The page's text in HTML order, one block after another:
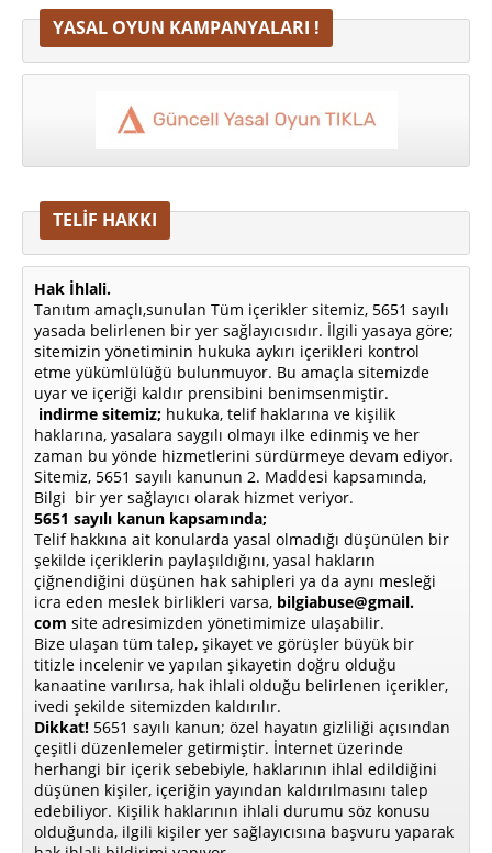
YASAL OYUN KAMPANYALARI !
TELİF HAKKI
Hak İhlali.
Tanıtım amaçlı,sunulan Tüm içerikler sitemiz, 5651 sayılı
yasada belirlenen bir yer sağlayıcısıdır. İlgili yasaya göre;
sitemizin yönetiminin hukuka aykırı içerikleri kontrol
etme yükümlülüğü bulunmuyor. Bu amaçla sitemizde
uyar ve içeriği kaldır prensibini benimsenmiştir.
indirme sitemiz; hukuka, telif haklarına ve kişilik
haklarına, yasalara saygılı olmayı ilke edinmiş ve her
zaman bu yönde hizmetlerini sürdürmeye devam ediyor.
Sitemiz, 5651 sayılı kanunun 2. Maddesi kapsamında,
Bilgi bir yer sağlayıcı olarak hizmet veriyor.
5651 sayılı kanun kapsamında;
Telif hakkına ait konularda yasal olmadığı düşünülen bir
şekilde içeriklerin paylaşıldığını, yasal hakların
çiğnendiğini düşünen hak sahipleri ya da aynı mesleği
icra eden meslek birlikleri varsa, bilgiabuse@gmail.
com site adresimizden yönetimimize ulaşabilir.
Bize ulaşan tüm talep, şikayet ve görüşler büyük bir
titizle incelenir ve yapılan şikayetin doğru olduğu
kanaatine varılırsa, hak ihlali olduğu belirlenen içerikler,
ivedi şekilde sitemizden kaldırılır.
Dikkat! 5651 sayılı kanun; özel hayatın gizliliği açısından
çeşitli düzenlemeler getirmiştir. İnternet üzerinde
herhangi bir içerik sebebiyle, haklarının ihlal edildiğini
düşünen kişiler, içeriğin yayından kaldırılmasını talep
edebiliyor. Kişilik haklarının ihlali durumu söz konusu
olduğunda, ilgili kişiler yer sağlayıcısına başvuru yaparak